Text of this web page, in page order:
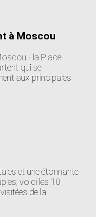
à Moscou
- la Place
qui se
aux principales
et une étonnante
voici les 10
de la